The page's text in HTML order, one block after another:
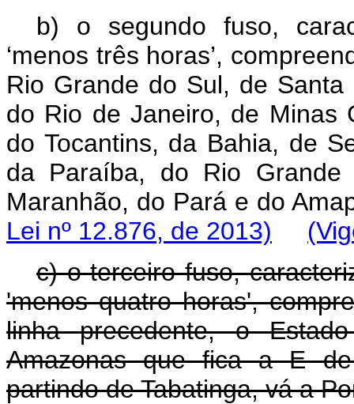
b) o segundo fuso,
‘menos três horas’,
Rio Grande do Sul, de
do Rio de Janeiro, de Minas
do Tocantins, da Bahia, de
da Paraíba, do Rio
Maranhão, do Pará
Lei nº 12.876, de 2013)
c) o terceiro fuso,
'menos quatro horas',
linha precedente, o
Amazonas que fica a E
partindo de Tabatinga, vá a